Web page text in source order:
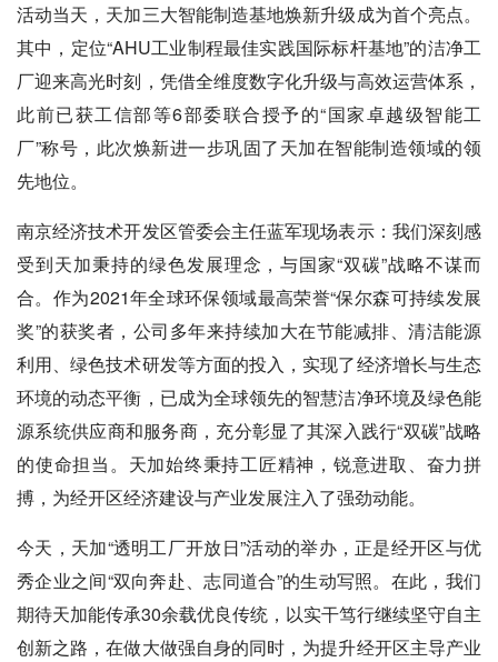
活动当天，天加三大智能制造基地焕新升级成为首个亮点。
其中，定位“AHU工业制程最佳实践国际标杆基地”的洁净工
厂迎来高光时刻，凭借全维度数字化升级与高效运营体系，
此前已获工信部等6部委联合授予的“国家卓越级智能工
厂”称号，此次焕新进一步巩固了天加在智能制造领域的领
先地位。
南京经济技术开发区管委会主任蓝军现场表示：我们深刻感
受到天加秉持的绿色发展理念，与国家“双碳”战略不谋而
合。作为2021年全球环保领域最高荣誉“保尔森可持续发展
奖”的获奖者，公司多年来持续加大在节能减排、清洁能源
利用、绿色技术研发等方面的投入，实现了经济增长与生态
环境的动态平衡，已成为全球领先的智慧洁净环境及绿色能
源系统供应商和服务商，充分彰显了其深入践行“双碳”战略
的使命担当。天加始终秉持工匠精神，锐意进取、奋力拼
搏，为经开区经济建设与产业发展注入了强劲动能。
今天，天加“透明工厂开放日”活动的举办，正是经开区与优
秀企业之间“双向奔赴、志同道合”的生动写照。在此，我们
期待天加能传承30余载优良传统，以实干笃行继续坚守自主
创新之路，在做大做强自身的同时，为提升经开区主导产业